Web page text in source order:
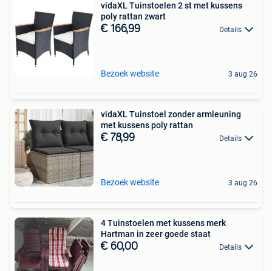
vidaXL Tuinstoelen 2 st met kussens
poly rattan zwart
€ 166,99 Details
Bezoek website 3 aug 26
vidaXL Tuinstoel zonder armleuning
met kussens poly rattan
€ 78,99 Details
Bezoek website 3 aug 26
4 Tuinstoelen met kussens merk
Hartman in zeer goede staat
€ 60,00 Details